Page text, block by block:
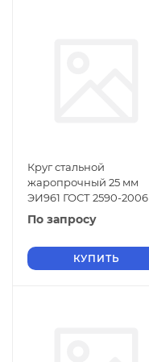
Круг стальной
жаропрочный 25 мм
ЭИ961 ГОСТ 2590-2006
По запросу
КУПИТЬ